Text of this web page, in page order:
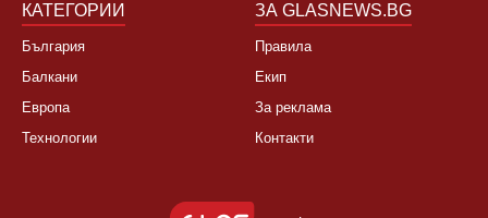
КАТЕГОРИИ
България
Балкани
Европа
Технологии
ЗА GLASNEWS.BG
Правила
Екип
За реклама
Контакти